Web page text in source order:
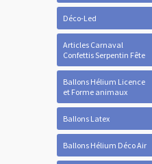
Déco-Led
Articles Carnaval
Confettis Serpentin Fête
Ballons Hélium Licence
et Forme animaux
Ballons Latex
Ballons Hélium Déco Air